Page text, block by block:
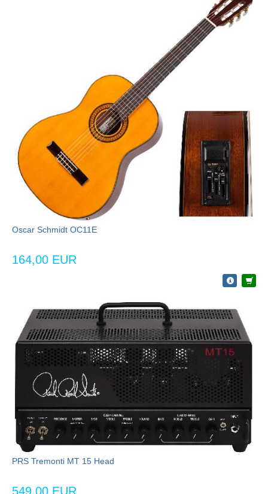
Oscar Schmidt OC11E
164,00 EUR
PRS Tremonti MT 15 Head
549,00 EUR